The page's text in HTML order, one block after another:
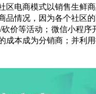
电商模式以销售生鲜
情况，因为各个社区
价等活动； 微信小程序
本成为分销商；并利